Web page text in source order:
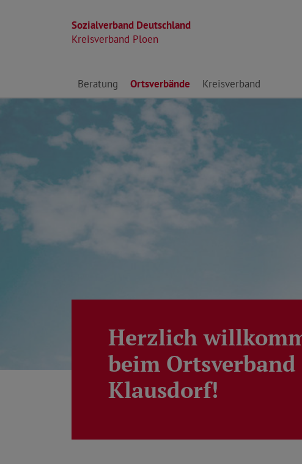
Sozialverband Deutschland
Kreisverband Ploen
Direkt zu den Inhalten springen
Beratung Ortsverbände Kreisverband
Herzlich
beim Ortsverband
Klausdorf!